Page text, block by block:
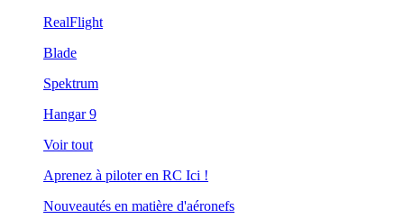
RealFlight
Blade
Spektrum
Hangar 9
Voir tout
Aprenez à piloter en RC Ici !
Nouveautés en matière d'aéronefs